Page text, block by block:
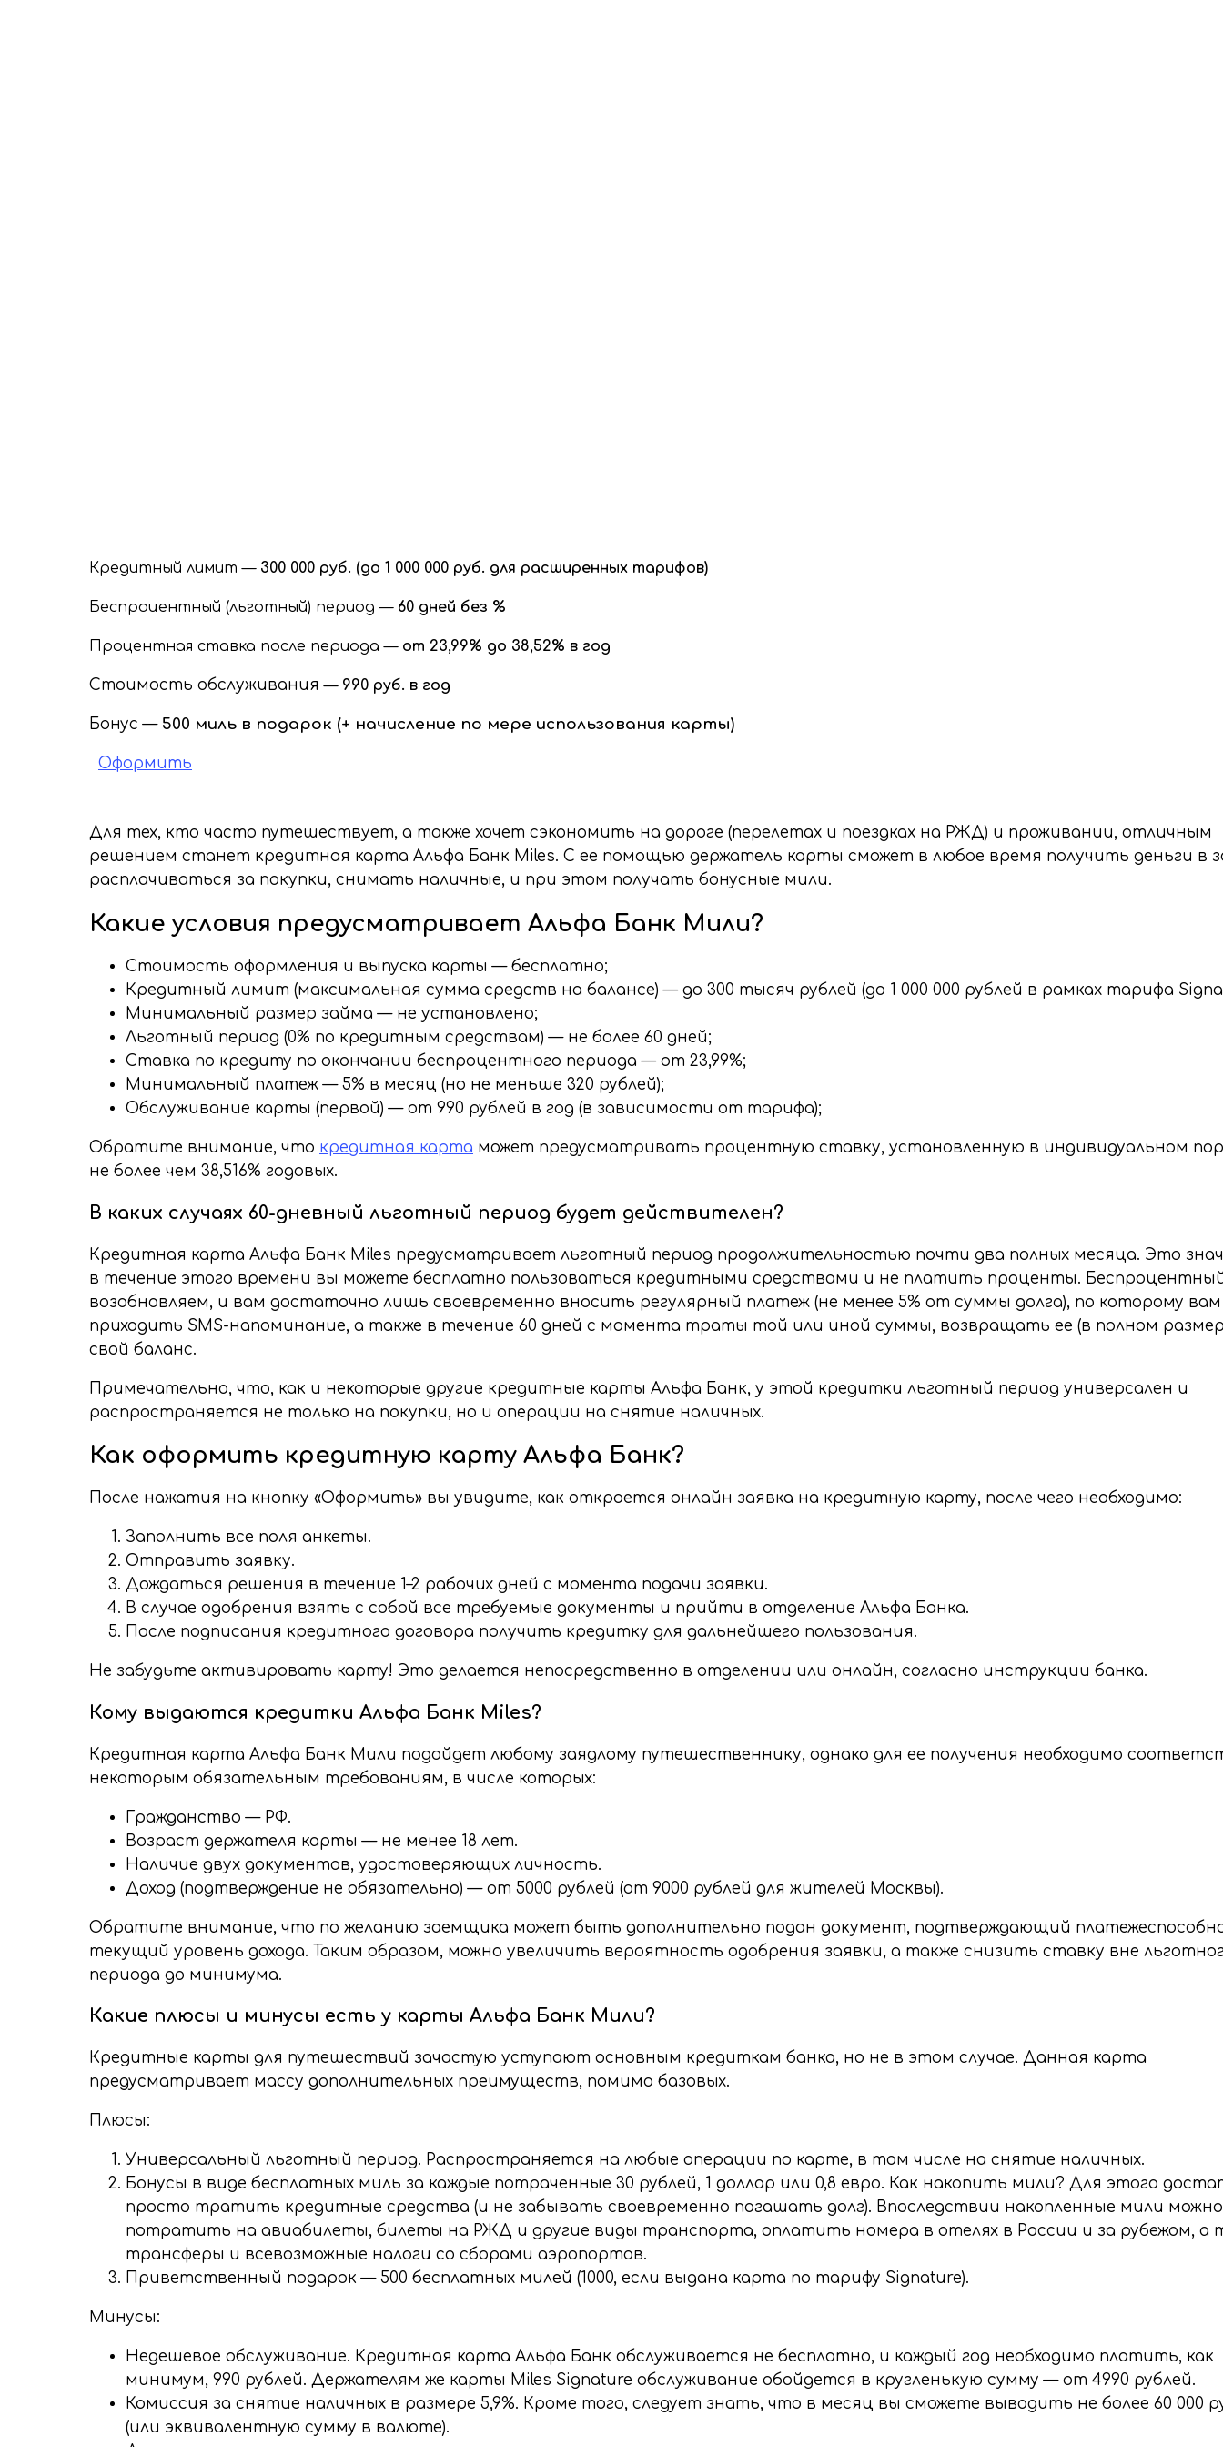
Кредитный лимит — 300 000 руб. (до 1 000 000 руб. для расширенных тарифов)
Беспроцентный (льготный) период — 60 дней без %
Процентная ставка после периода — от 23,99% до 38,52% в год
Стоимость обслуживания— 990 руб. в год
Бонус —500 миль в подарок (+ начисление по мере использования карты)
Оформить
Для тех, кто часто путешествует, а также хочет сэкономить на дороге (перелетах и поездках на РЖД) и проживании, отличным
решением станет кредитная карта Альфа Банк Miles. С ее помощью держатель карты сможет в любое время получить деньги в
расплачиваться за покупки, снимать наличные, и при этом получать бонусные мили.
Какие условия предусматривает Альфа Банк Мили?
Стоимость оформления и выпуска карты — бесплатно;
Кредитный лимит (максимальная сумма средств на балансе) — до 300 тысяч рублей (до 1 000 000 рублей в рамках тарифа
Минимальный размер займа — не установлено;
Льготный период (0% по кредитным средствам) — не более 60 дней;
Ставка по кредиту по окончании беспроцентного периода — от 23,99%;
Минимальный платеж — 5% в месяц (но не меньше 320 рублей);
Обслуживание карты (первой) — от 990 рублей в год (в зависимости от тарифа);
Обратите внимание, что кредитная карта может предусматривать процентную ставку, установленную в индивидуальном
не более чем 38,516% годовых.
В каких случаях 60-дневный льготный период будет действителен?
Кредитная карта Альфа Банк Miles предусматривает льготный период продолжительностью почти два полных месяца. Это
в течение этого времени вы можете бесплатно пользоваться кредитными средствами и не платить проценты.
возобновляем, и вам достаточно лишь своевременно вносить регулярный платеж (не менее 5% от суммы долга), по которому
приходить SMS-напоминание, а также в течение 60 дней с момента траты той или иной суммы, возвращать ее (в полном
свой баланс.
Примечательно, что, как и некоторые другие кредитные карты Альфа Банк, у этой кредитки льготный период универсален и
распространяется не только на покупки, но и операции на снятие наличных.
Как оформить кредитную карту Альфа Банк?
После нажатия на кнопку «Оформить» вы увидите, как откроется онлайн заявка на кредитную карту, после чего необходимо:
Заполнить все поля анкеты.
Отправить заявку.
Дождаться решения в течение 1–2 рабочих дней с момента подачи заявки.
В случае одобрения взять с собой все требуемые документы и прийти в отделение Альфа Банка.
После подписания кредитного договора получить кредитку для дальнейшего пользования.
Не забудьте активировать карту! Это делается непосредственно в отделении или онлайн, согласно инструкции банка.
Кому выдаются кредитки Альфа Банк Miles?
Кредитная карта Альфа Банк Мили подойдет любому заядлому путешественнику, однако для ее получения необходимо
некоторым обязательным требованиям, в числе которых:
Гражданство — РФ.
Возраст держателя карты — не менее 18 лет.
Наличие двух документов, удостоверяющих личность.
Доход (подтверждение не обязательно) — от 5000 рублей (от 9000 рублей для жителей Москвы).
Обратите внимание, что по желанию заемщика может быть дополнительно подан документ, подтверждающий
текущий уровень дохода. Таким образом, можно увеличить вероятность одобрения заявки, а также снизить ставку вне
периода до минимума.
Какие плюсы и минусы есть у карты Альфа Банк Мили?
Кредитные карты для путешествий зачастую уступают основным кредиткам банка, но не в этом случае. Данная карта
предусматривает массу дополнительных преимуществ, помимо базовых.
Плюсы:
Универсальный льготный период. Распространяется на любые операции по карте, в том числе на снятие наличных.
Бонусы в виде бесплатных миль за каждые потраченные 30 рублей, 1 доллар или 0,8 евро. Как накопить мили? Для этого
просто тратить кредитные средства (и не забывать своевременно погашать долг). Впоследствии накопленные мили
потратить на авиабилеты, билеты на РЖД и другие виды транспорта, оплатить номера в отелях в России и за рубежом, а
трансферы и всевозможные налоги со сборами аэропортов.
Приветственный подарок — 500 бесплатных милей (1000, если выдана карта по тарифу Signature).
Минусы:
Недешевое обслуживание. Кредитная карта Альфа Банк обслуживается не бесплатно, и каждый год необходимо платить, как
минимум, 990 рублей. Держателям же карты Miles Signature обслуживание обойдется в кругленькую сумму — от 4990 рублей.
Комиссия за снятие наличных в размере 5,9%. Кроме того, следует знать, что в месяц вы сможете выводить не более 60 000
(или эквивалентную сумму в валюте).